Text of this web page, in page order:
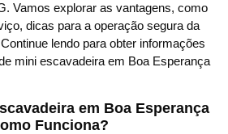
Vamos explorar as vantagens, como
dicas para a operação segura da
lendo para obter informações
mini escavadeira em Boa Esperança
em Boa Esperança
Funciona?